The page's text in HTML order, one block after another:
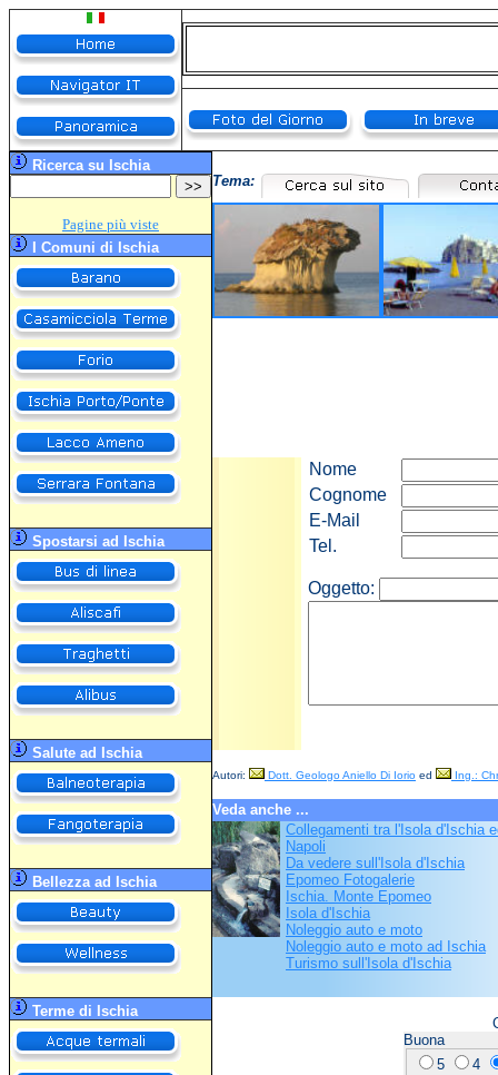
Ricerca su Ischia
Pagine più viste
I Comuni di Ischia
Spostarsi ad Ischia
Salute ad Ischia
Bellezza ad Ischia
Terme di Ischia
Tema:
Nome
Cognome
E-Mail
Tel.
Oggetto:
Autori: Dott. Geologo Aniello Di Iorio ed Ing.:
Veda anche ...
Collegamenti tra l'Isola d'Ischia
Napoli
Da vedere sull'Isola d'Ischia
Epomeo Fotogalerie
Ischia. Monte Epomeo
Isola d'Ischia
Noleggio auto e moto
Noleggio auto e moto ad Ischia
Turismo sull'Isola d'Ischia
Buona
5
4